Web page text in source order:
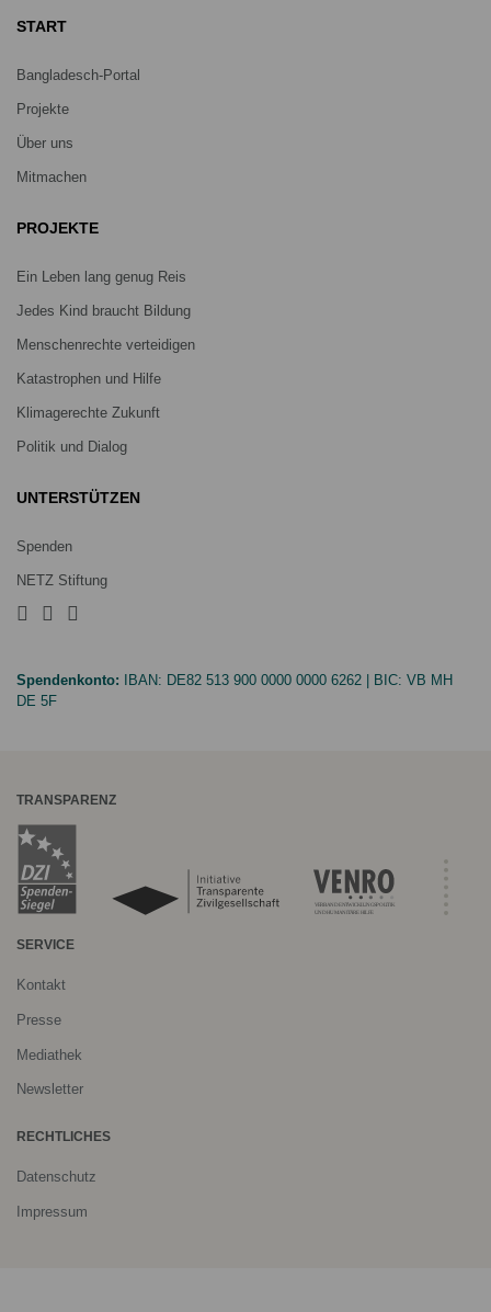
START
Bangladesch-Portal
Projekte
Über uns
Mitmachen
PROJEKTE
Ein Leben lang genug Reis
Jedes Kind braucht Bildung
Menschenrechte verteidigen
Katastrophen und Hilfe
Klimagerechte Zukunft
Politik und Dialog
UNTERSTÜTZEN
Spenden
NETZ Stiftung
Spendenkonto: IBAN: DE82 513 900 0000 0000 6262 | BIC: VB MH
DE 5F
TRANSPARENZ
SERVICE
Kontakt
Presse
Mediathek
Newsletter
RECHTLICHES
Datenschutz
Impressum